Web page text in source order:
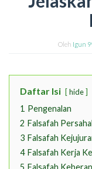
Oleh Igun
Daftar Isi hide
1 Pengenalan
2 Falsafah
3 Falsafah
4 Falsafah Kerja